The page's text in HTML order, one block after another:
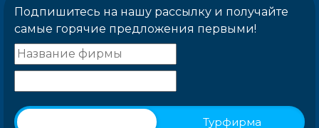
Подпишитесь на нашу рассылку и получайте
самые горячие предложения первыми!
Турфирма